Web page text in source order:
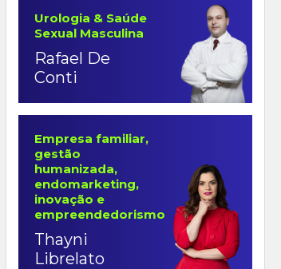
Urologia & Saúde
Sexual Masculina
Rafael De
Conti
Empresa familiar,
gestão
humanizada,
endomarketing,
inovação e
empreendedorismo
Thayni
Librelato